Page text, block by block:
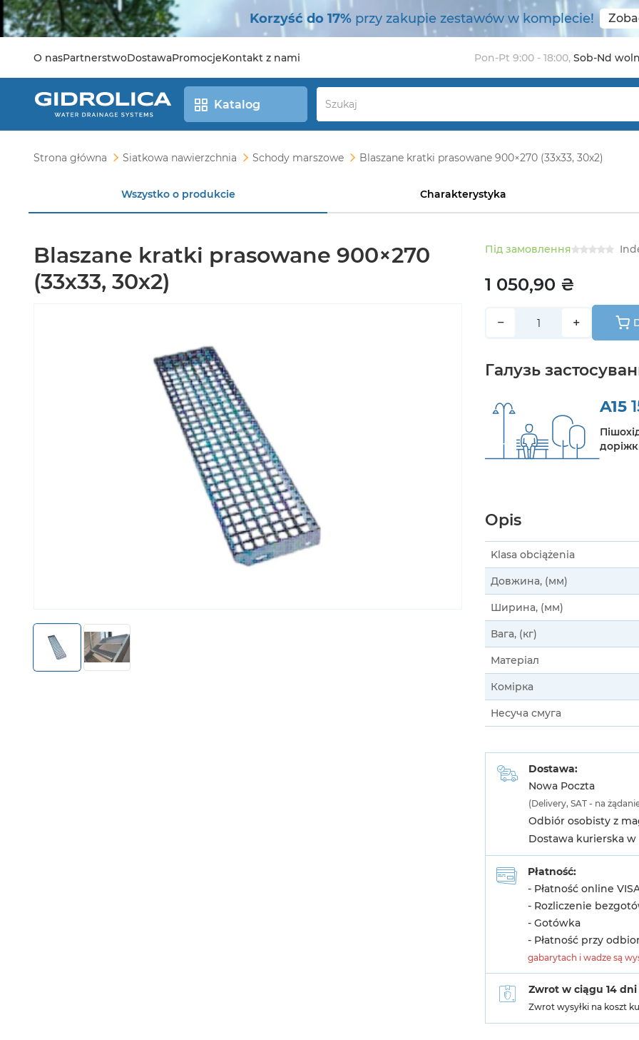
Korzyść do 17% przy zakupie zestawów w komplecie!
O nasPartnerstwoDostawaPromocjeKontakt z nami Pon-Pt 9:00 - 18:00, Sob-Nd
Katalog
Strona główna Siatkowa nawierzchnia Schody marszowe Blaszane kratki prasowane 900×270 (33х33, 30х2)
Wszystko o produkcie Charakterystyka
Blaszane kratki prasowane 900×270
(33х33, 30х2)
Під замовлення
1 050,90 ₴
− +
Галузь
A15
Opis
Klasa obciążenia
Довжина, (мм)
Ширина, (мм)
Вага, (кг)
Матеріал
Комірка
Несуча смуга
Dostawa:
Nowa Poczta
(Delivery, SAT - na
Odbiór osobisty z
Dostawa kurierska
Płatność:
- Płatność online
- Rozliczenie
- Gotówka
- Płatność przy
gabarytach i wadze są
Zwrot w ciągu 14 dni
Zwrot wysyłki na koszt